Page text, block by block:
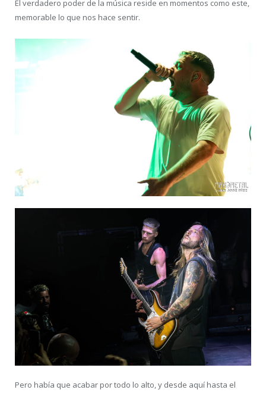
El verdadero poder de la música reside en momentos como este,
memorable lo que nos hace sentir.
Pero había que acabar por todo lo alto, y desde aquí hasta el